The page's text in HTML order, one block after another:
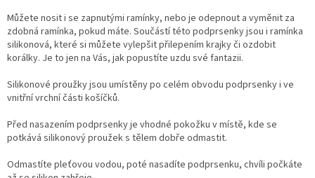
Můžete nosit i se zapnutými ramínky, nebo je odepnout a vyměnit za
zdobná ramínka, pokud máte. Součástí této podprsenky jsou i ramínka
silikonová, které si můžete vylepšit přilepením krajky či ozdobit
korálky. Je to jen na Vás, jak popustíte uzdu své fantazii.
Silikonové proužky jsou umístěny po celém obvodu podprsenky i ve
vnitřní vrchní části košíčků.
Před nasazením podprsenky je vhodné pokožku v místě, kde se
potkává silikonový proužek s tělem dobře odmastit.
Odmastíte pleťovou vodou, poté nasadíte podprsenku, chvíli počkáte